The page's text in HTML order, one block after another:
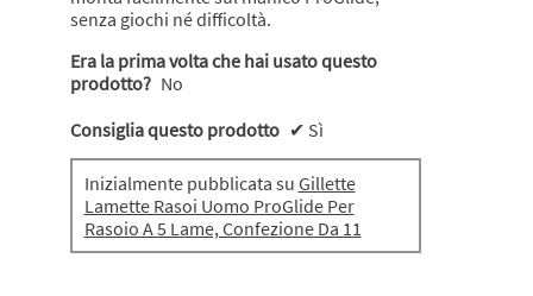
senza giochi né difficoltà.
Era la prima volta che hai usato questo
prodotto? No
Consiglia questo prodotto ✔ Sì
Inizialmente pubblicata su Gillette
Lamette Rasoi Uomo ProGlide Per
Rasoio A 5 Lame, Confezione Da 11